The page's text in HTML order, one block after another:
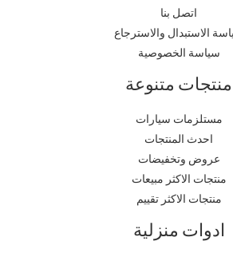
اتصل بنا
الاستبدال والاسترجاع
سياسة الخصوصية
منتجات متنوعة
مستلزمات سيارات
احدث المنتجات
عروض وتخفيضات
منتجات الاكثر مبيعات
منتجات الاكثر تقييم
ادوات منزلية